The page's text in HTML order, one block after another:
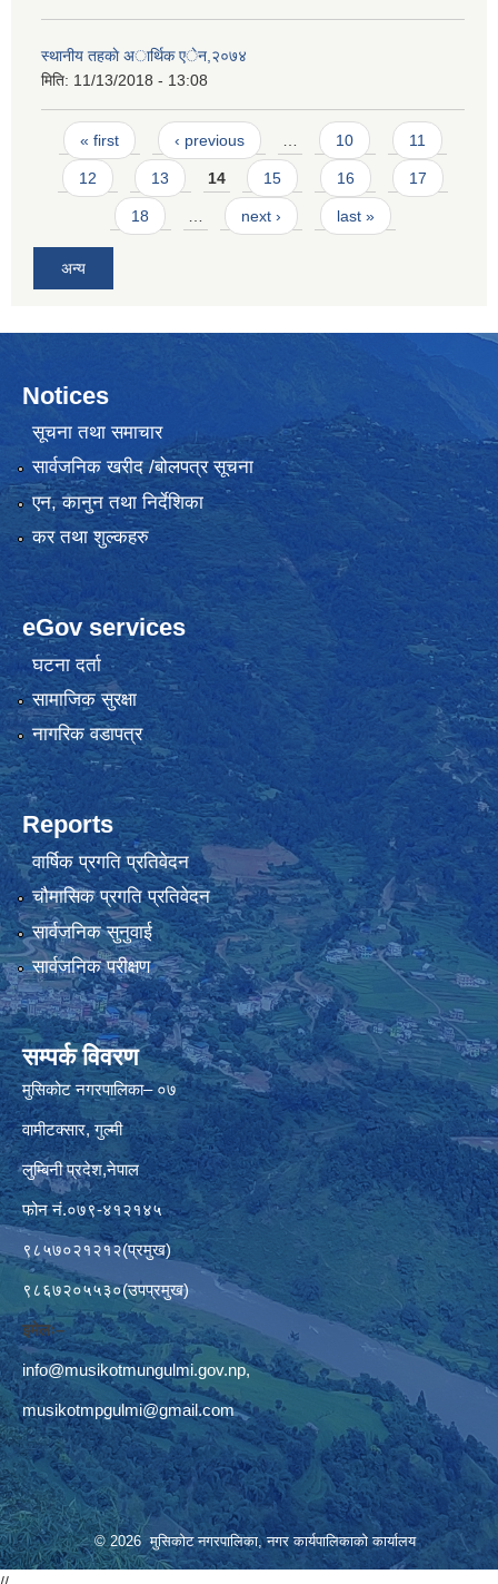
स्थानीय तहकाे अार्थिक एेन,२०७४
मिति: 11/13/2018 - 13:08
Pages
« first ‹ previous 10 11
12 13 14 15 16 17
18 next › last »
अन्य
Notices
सूचना तथा समाचार
सार्वजनिक खरीद /बोलपत्र सूचना
एन, कानुन तथा निर्देशिका
कर तथा शुल्कहरु
eGov services
घटना दर्ता
सामाजिक सुरक्षा
नागरिक वडापत्र
Reports
वार्षिक प्रगति प्रतिवेदन
चौमासिक प्रगति प्रतिवेदन
सार्वजनिक सुनुवाई
सार्वजनिक परीक्षण
सम्पर्क विवरण
मुसिकोट नगरपालिका– ०७
वामीटक्सार, गुल्मी
लुम्बिनी प्रदेश,नेपाल
फोन नं.०७९-४१२१४५
९८५७०२१२१२(प्रमुख)
९८६७२०५५३०(उपप्रमुख)
इमेलः–
info@musikotmungulmi.gov.np,
musikotmpgulmi@gmail.com
© 2026 मुसिकोट नगरपालिका, नगर कार्यपालिकाकाे कार्यालय